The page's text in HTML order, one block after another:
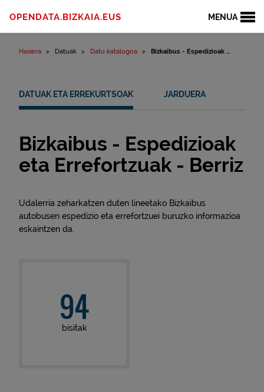
MENUA
OPENDATA.BIZKAIA.EUS
Hasiera Datuak Datu katalogoa Bizkaibus - Espedizioak ...
DATUAK ETA ERREKURTSOAK JARDUERA
Bizkaibus - Espedizioak
eta Errefortzuak - Berriz
Udalerria zeharkatzen duten lineetako Bizkaibus
autobusen espedizio eta errefortzuei buruzko informazioa
eskaintzen da.
94
bisitak